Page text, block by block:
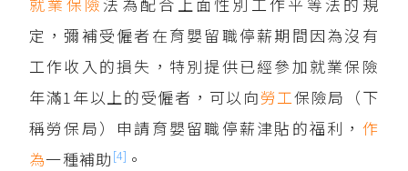
定，彌補受僱者在育嬰留職停薪期間因為沒有
工作收入的損失，特別提供已經參加就業保險
年滿1年以上的受僱者，可以向勞工保險局（下
稱勞保局）申請育嬰留職停薪津貼的福利， 作
為一種補助 [4] 。